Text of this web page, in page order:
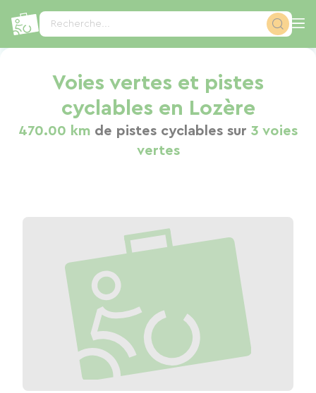
Recherche...
Voies vertes et pistes
cyclables en Lozère
470.00 km de pistes cyclables sur 3 voies
vertes
Panneau de gestion des cookies